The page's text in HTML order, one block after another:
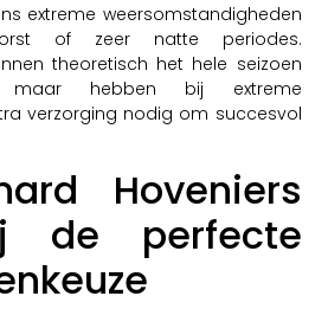
extreme weersomstandigheden
of zeer natte periodes.
theoretisch het hele seizoen
maar hebben bij extreme
verzorging nodig om succesvol
Hoveniers
de perfecte